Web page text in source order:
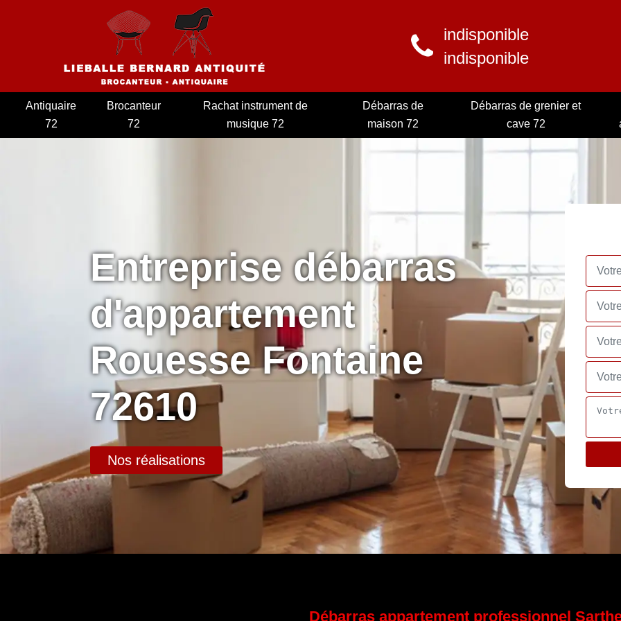
indisponible
indisponible
Antiquaire
72
Brocanteur
72
Rachat instrument de
musique 72
Débarras de
maison 72
Débarras de grenier et
cave 72
Entreprise débarras
d'appartement
Rouesse Fontaine
72610
Nos réalisations
Débarras appartement professionnel